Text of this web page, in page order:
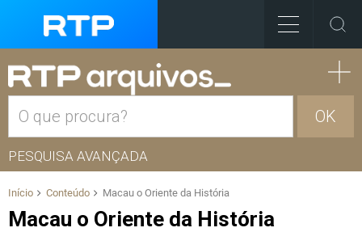
OK
PESQUISA AVANÇADA
Início Conteúdo Macau o Oriente da História
Macau o Oriente da História